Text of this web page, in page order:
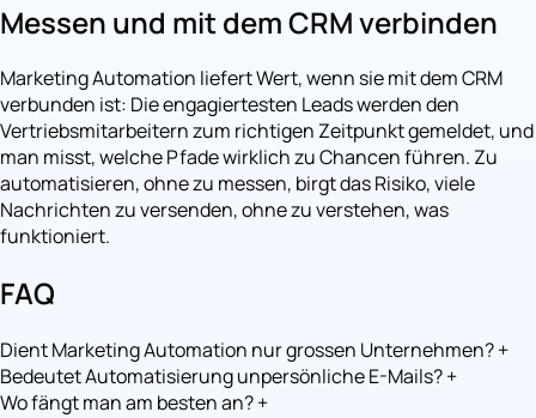
Messen und mit dem CRM verbinden
Marketing Automation liefert Wert, wenn sie mit dem CRM
verbunden ist: Die engagiertesten Leads werden den
Vertriebsmitarbeitern zum richtigen Zeitpunkt gemeldet, und
man misst, welche Pfade wirklich zu Chancen führen. Zu
automatisieren, ohne zu messen, birgt das Risiko, viele
Nachrichten zu versenden, ohne zu verstehen, was
funktioniert.
FAQ
Dient Marketing Automation nur grossen Unternehmen?+
Bedeutet Automatisierung unpersönliche E-Mails?+
Wo fängt man am besten an?+